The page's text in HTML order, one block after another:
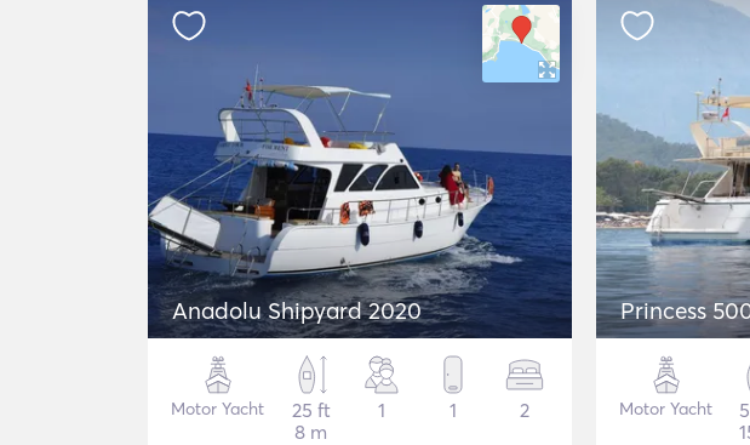
Anadolu Shipyard 2020
Motor Yacht
25 ft
8 m
1 1 2
Princess
Motor Yacht